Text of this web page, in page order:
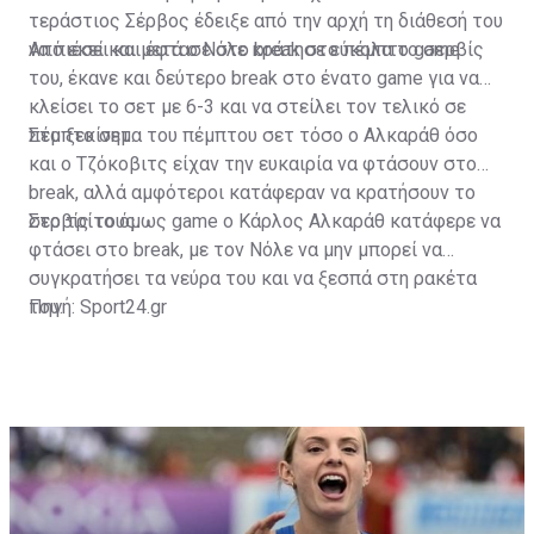
τεράστιος Σέρβος έδειξε από την αρχή τη διάθεσή του
να πιέσει και έφτασε στο break στο πέμπτο game.
Από εκεί και μετά ο Νόλε κράτησε εύκολα το σερβίς
του, έκανε και δεύτερο break στο ένατο game για να
κλείσει το σετ με 6-3 και να στείλει τον τελικό σε
πέμπτο σετ.
Στο ξεκίνημα του πέμπτου σετ τόσο ο Αλκαράθ όσο
και ο Τζόκοβιτς είχαν την ευκαιρία να φτάσουν στο
break, αλλά αμφότεροι κατάφεραν να κρατήσουν το
σερβίς τους.
Στο τρίτο όμως game ο Κάρλος Αλκαράθ κατάφερε να
φτάσει στο break, με τον Νόλε να μην μπορεί να
συγκρατήσει τα νεύρα του και να ξεσπά στη ρακέτα
του.
Πηγή: Sport24.gr